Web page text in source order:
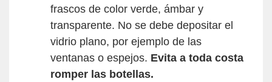
frascos de color verde, ámbar y
transparente. No se debe depositar el
vidrio plano, por ejemplo de las
ventanas o espejos. Evita a toda costa
romper las botellas.